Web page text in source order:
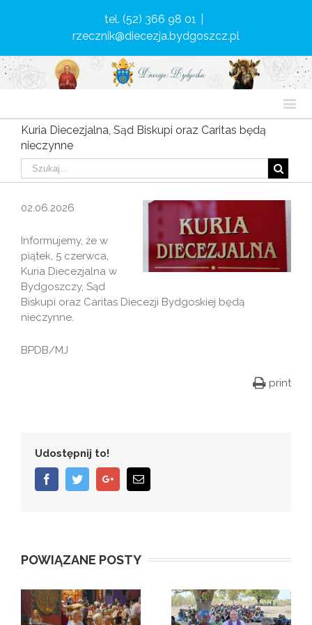
tel. (52) 366 98 01
rzecznik@diecezja.bydgoszcz.pl
Kuria Diecezjalna, Sąd Biskupi oraz Caritas będą
nieczynne
02.06.2026
Informujemy, że w
piątek, 5 czerwca,
Kuria Diecezjalna w
Bydgoszczy, Sąd
Biskupi oraz Caritas Diecezji Bydgoskiej będą
nieczynne.
BPDB/MJ
print
Udostępnij to!
FacebookTwitterGoogle+Email
POWIĄZANE POSTY